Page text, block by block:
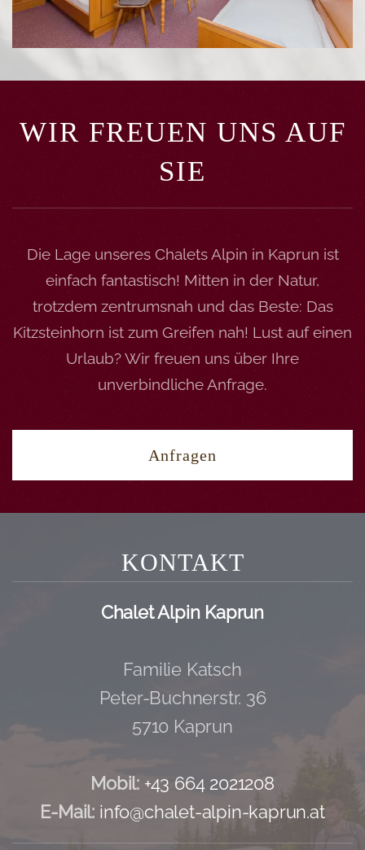
WIR FREUEN UNS AUF
SIE
Die Lage unseres Chalets Alpin in Kaprun ist
einfach fantastisch! Mitten in der Natur,
trotzdem zentrumsnah und das Beste: Das
Kitzsteinhorn ist zum Greifen nah! Lust auf einen
Urlaub? Wir freuen uns über Ihre
unverbindliche Anfrage.
Anfragen
KONTAKT
Chalet Alpin Kaprun
Familie Katsch
Peter-Buchnerstr. 36
5710 Kaprun
Mobil:­ +43 664 2021208
E-Mail:­ info@chalet-alpin-kaprun.at